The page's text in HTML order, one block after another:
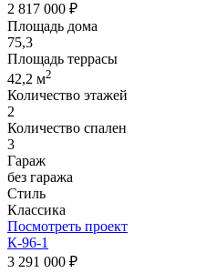
2 817 000 ₽
Площадь дома
75,3
Площадь террасы
42,2 м2
Количество этажей
2
Количество спален
3
Гараж
без гаража
Стиль
Классика
Посмотреть проект
К-96-1
3 291 000 ₽